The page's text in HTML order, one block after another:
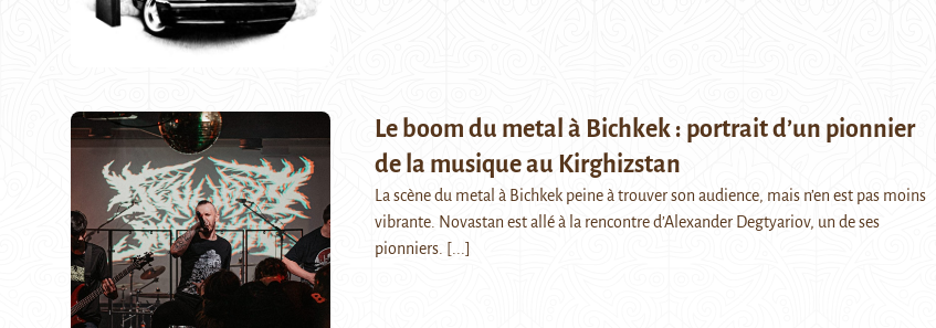
Le boom du metal à Bichkek : portrait d’un pionnier
de la musique au Kirghizstan
La scène du metal à Bichkek peine à trouver son audience, mais n’en est pas moins
vibrante. Novastan est allé à la rencontre d’Alexander Degtyariov, un de ses
pionniers. [...]